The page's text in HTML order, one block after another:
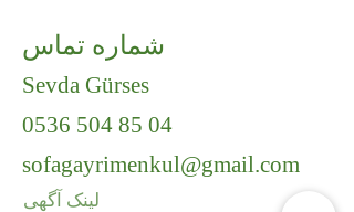
شماره تماس
Sevda Gürses
0536 504 85 04
sofagayrimenkul@gmail.com
لینک آگهی